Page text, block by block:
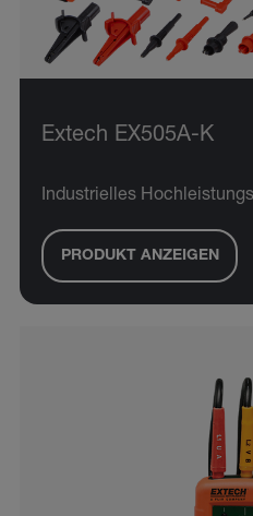
Extech EX505A-K
Industrielles
PRODUKT ANZEIGEN